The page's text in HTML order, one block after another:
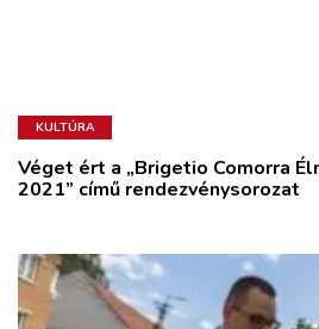
KULTÚRA
Véget ért a „Brigetio Comorra
2021” című rendezvénysorozat